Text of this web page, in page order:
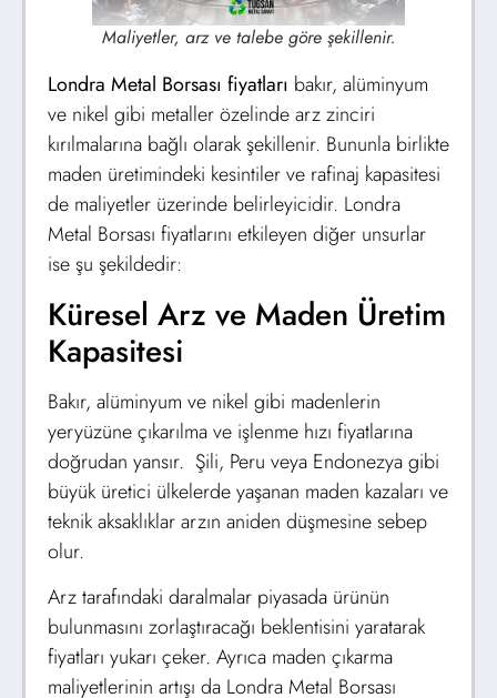
Maliyetler, arz ve talebe göre şekillenir.
Londra Metal Borsası fiyatları bakır, alüminyum
ve nikel gibi metaller özelinde arz zinciri
kırılmalarına bağlı olarak şekillenir. Bununla birlikte
maden üretimindeki kesintiler ve rafinaj kapasitesi
de maliyetler üzerinde belirleyicidir. Londra
Metal Borsası fiyatlarını etkileyen diğer unsurlar
ise şu şekildedir:
Küresel Arz ve Maden Üretim
Kapasitesi
Bakır, alüminyum ve nikel gibi madenlerin
yeryüzüne çıkarılma ve işlenme hızı fiyatlarına
doğrudan yansır. Şili, Peru veya Endonezya gibi
büyük üretici ülkelerde yaşanan maden kazaları ve
teknik aksaklıklar arzın aniden düşmesine sebep
olur.
Arz tarafındaki daralmalar piyasada ürünün
bulunmasını zorlaştıracağı beklentisini yaratarak
fiyatları yukarı çeker. Ayrıca maden çıkarma
maliyetlerinin artışı da Londra Metal Borsası